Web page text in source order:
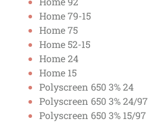
Home 79-15
Home 75
Home 52-15
Home 24
Home 15
Polyscreen 650 3% 24
Polyscreen 650 3% 24/97
Polyscreen 650 3% 15/97